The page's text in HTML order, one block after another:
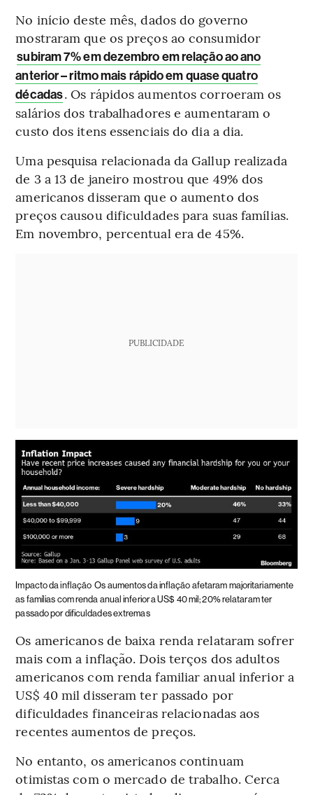
No início deste mês, dados do governo
mostraram que os preços ao consumidor
subiram 7% em dezembro em relação ao ano
anterior – ritmo mais rápido em quase quatro
décadas. Os rápidos aumentos corroeram os
salários dos trabalhadores e aumentaram o
custo dos itens essenciais do dia a dia.
Uma pesquisa relacionada da Gallup realizada
de 3 a 13 de janeiro mostrou que 49% dos
americanos disseram que o aumento dos
preços causou dificuldades para suas famílias.
Em novembro, percentual era de 45%.
PUBLICIDADE
Impacto da inflação Os aumentos da inflação afetaram majoritariamente
as famílias com renda anual inferior a US$ 40 mil; 20% relataram ter
passado por dificuldades extremas
Os americanos de baixa renda relataram sofrer
mais com a inflação. Dois terços dos adultos
americanos com renda familiar anual inferior a
US$ 40 mil disseram ter passado por
dificuldades financeiras relacionadas aos
recentes aumentos de preços.
No entanto, os americanos continuam
otimistas com o mercado de trabalho. Cerca